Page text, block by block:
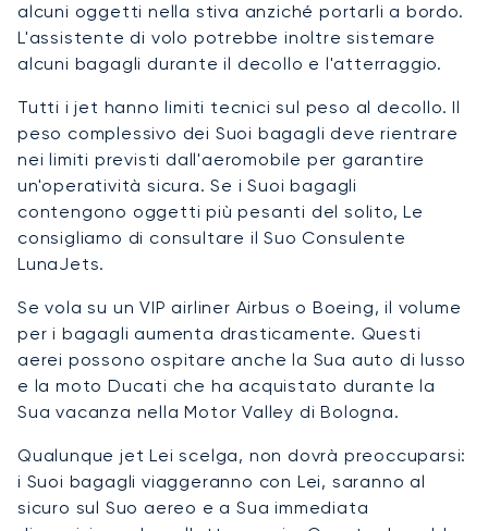
alcuni oggetti nella stiva anziché portarli a bordo.
L'assistente di volo potrebbe inoltre sistemare
alcuni bagagli durante il decollo e l'atterraggio.
Tutti i jet hanno limiti tecnici sul peso al decollo. Il
peso complessivo dei Suoi bagagli deve rientrare
nei limiti previsti dall'aeromobile per garantire
un'operatività sicura. Se i Suoi bagagli
contengono oggetti più pesanti del solito, Le
consigliamo di consultare il Suo Consulente
LunaJets.
Se vola su un VIP airliner Airbus o Boeing, il volume
per i bagagli aumenta drasticamente. Questi
aerei possono ospitare anche la Sua auto di lusso
e la moto Ducati che ha acquistato durante la
Sua vacanza nella Motor Valley di Bologna.
Qualunque jet Lei scelga, non dovrà preoccuparsi:
i Suoi bagagli viaggeranno con Lei, saranno al
sicuro sul Suo aereo e a Sua immediata